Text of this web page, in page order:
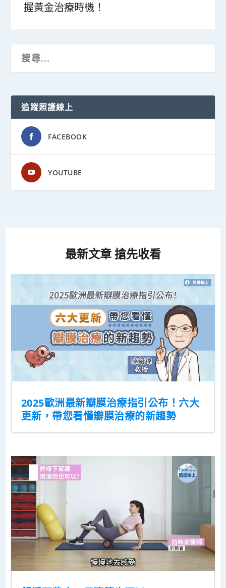
握黃金治療時機！
追蹤照護線上
FACEBOOK
YOUTUBE
最新文章 搶先收看
2025歐洲最新瓣膜治療指引公布！六大
更新，帶您看懂瓣膜治療的新趨勢